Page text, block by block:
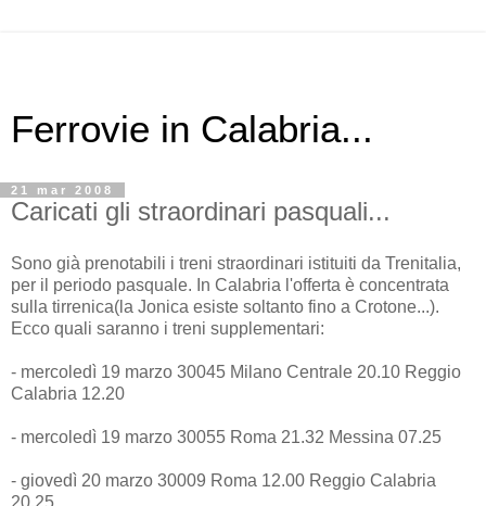
Ferrovie in Calabria...
21 mar 2008
Caricati gli straordinari pasquali...
Sono già prenotabili i treni straordinari istituiti da Trenitalia,
per il periodo pasquale. In Calabria l'offerta è concentrata
sulla tirrenica(la Jonica esiste soltanto fino a Crotone...).
Ecco quali saranno i treni supplementari:
- mercoledì 19 marzo 30045 Milano Centrale 20.10 Reggio
Calabria 12.20
- mercoledì 19 marzo 30055 Roma 21.32 Messina 07.25
- giovedì 20 marzo 30009 Roma 12.00 Reggio Calabria
20.25